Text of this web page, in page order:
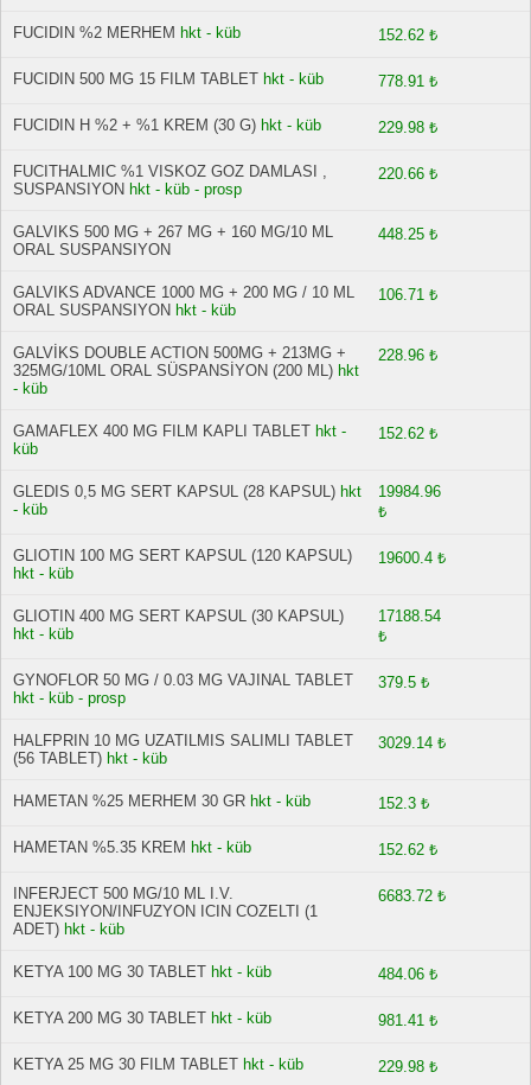
FUCIDIN %2 MERHEM hkt - küb 152.62 ₺
FUCIDIN 500 MG 15 FILM TABLET hkt - küb 778.91 ₺
FUCIDIN H %2 + %1 KREM (30 G) hkt - küb 229.98 ₺
FUCITHALMIC %1 VISKOZ GOZ DAMLASI ,
SUSPANSIYON hkt - küb - prosp
220.66 ₺
GALVIKS 500 MG + 267 MG + 160 MG/10 ML
ORAL SUSPANSIYON
448.25 ₺
GALVIKS ADVANCE 1000 MG + 200 MG / 10 ML
ORAL SUSPANSIYON hkt - küb
106.71 ₺
GALVİKS DOUBLE ACTION 500MG + 213MG +
325MG/10ML ORAL SÜSPANSİYON (200 ML) hkt
- küb
228.96 ₺
GAMAFLEX 400 MG FILM KAPLI TABLET hkt -
küb
152.62 ₺
GLEDIS 0,5 MG SERT KAPSUL (28 KAPSUL) hkt
- küb
19984.96
₺
GLIOTIN 100 MG SERT KAPSUL (120 KAPSUL)
hkt - küb
19600.4 ₺
GLIOTIN 400 MG SERT KAPSUL (30 KAPSUL)
hkt - küb
17188.54
₺
GYNOFLOR 50 MG / 0.03 MG VAJINAL TABLET
hkt - küb - prosp
379.5 ₺
HALFPRIN 10 MG UZATILMIS SALIMLI TABLET
(56 TABLET) hkt - küb
3029.14 ₺
HAMETAN %25 MERHEM 30 GR hkt - küb 152.3 ₺
HAMETAN %5.35 KREM hkt - küb 152.62 ₺
INFERJECT 500 MG/10 ML I.V.
ENJEKSIYON/INFUZYON ICIN COZELTI (1
ADET) hkt - küb
6683.72 ₺
KETYA 100 MG 30 TABLET hkt - küb 484.06 ₺
KETYA 200 MG 30 TABLET hkt - küb 981.41 ₺
KETYA 25 MG 30 FILM TABLET hkt - küb 229.98 ₺